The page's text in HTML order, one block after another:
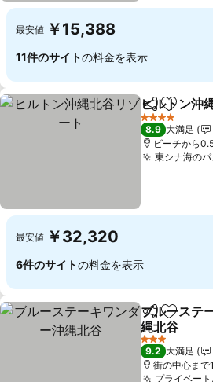
最安値 ￥15,388
11件のサイトの料金を表示
シェアお気に
ヒルトン沖
4 ホテルのランク
8.9 大満足
ビーチから
東シナ海の
最安値 ￥32,320
6件のサイトの料金を表示
シェアお気に
ブルーステ
縄北谷
料金を表示
3 ホテルのランク
9.2 大満足
街の中心まで
プライベー